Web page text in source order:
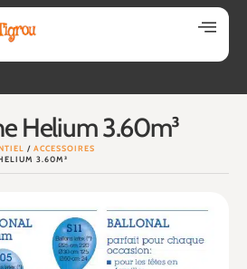
Helium 3.60m³
/ ACCESSOIRES
3.60M³